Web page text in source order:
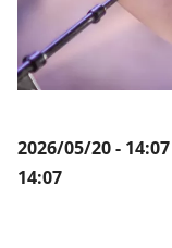
2026/05/20 - 14:07
14:07